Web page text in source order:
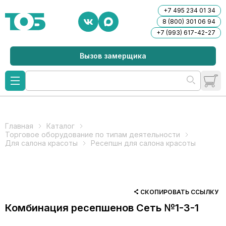
+7 495 234 01 34
8 (800) 301 06 94
+7 (993) 617-42-27
Вызов замерщика
Главная
Каталог
Торговое оборудование по типам деятельности
Для салона красоты
Ресепшн для салона красоты
СКОПИРОВАТЬ ССЫЛКУ
Комбинация ресепшенов Сеть №1-3-1